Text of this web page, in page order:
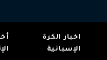
اخبار الكرة
الإسبانية